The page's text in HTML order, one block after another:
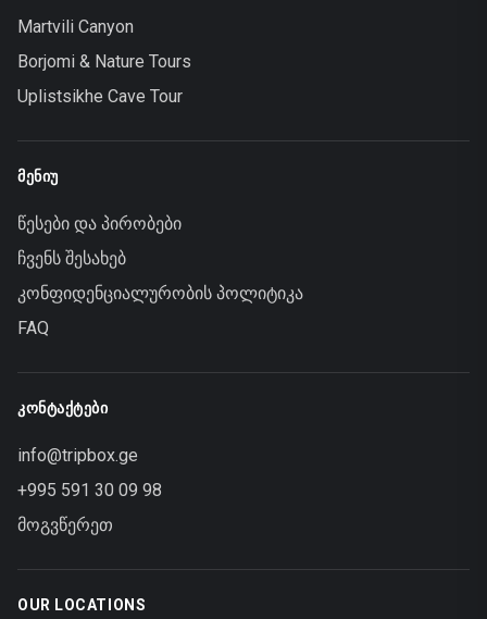
Martvili Canyon
Borjomi & Nature Tours
Uplistsikhe Cave Tour
ᲛᲔᲜᲘᲣ
წესები და პირობები
ჩვენს შესახებ
კონფიდენციალურობის პოლიტიკა
FAQ
ᲙᲝᲜᲢᲐᲥᲢᲔᲑᲘ
info@tripbox.ge
+995 591 30 09 98
მოგვწერეთ
OUR LOCATIONS